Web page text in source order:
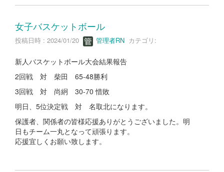
女子バスケットボール
投稿日時 : 2024/01/20 管理者RN カテゴリ:
新人バスケットボール大会結果報告
2回戦 対 柴田 65-48勝利
3回戦 対 尚絅 30-70 惜敗
明日、5位決定戦 対 名取北になります。
保護者、関係者の皆様応援ありがとうございました。明
日もチーム一丸となって頑張ります。
応援宜しくお願い致します。